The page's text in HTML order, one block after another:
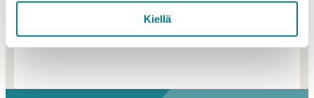
Kiellä
Kysymyksiä hakemisesta?